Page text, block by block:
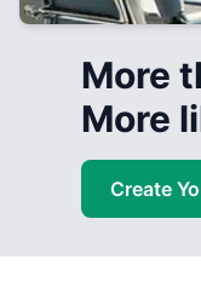
More
More
Create